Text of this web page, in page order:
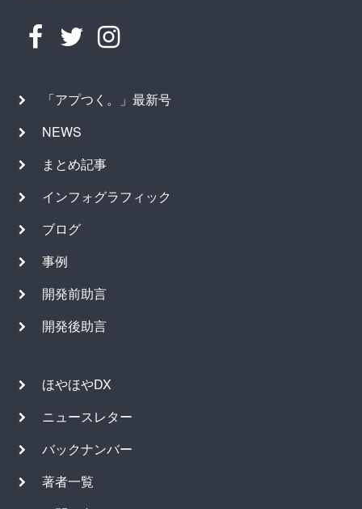
「アプつく。」最新号
NEWS
まとめ記事
インフォグラフィック
ブログ
事例
開発前助言
開発後助言
ほやほやDX
ニュースレター
バックナンバー
著者一覧